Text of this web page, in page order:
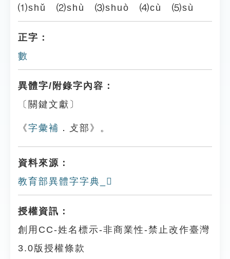
⑴shǔ ⑵shù ⑶shuò ⑷cù ⑸sù
正字：
數
異體字/附錄字內容：
〔關鍵文獻〕
《字彙補 ．攴部》。
資料來源：
教育部異體字字典_𣀭
授權資訊：
創用CC-姓名標示-非商業性-禁止改作臺灣
3.0版授權條款